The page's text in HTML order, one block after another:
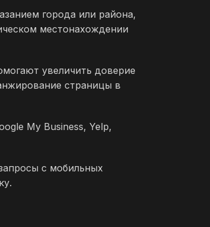
города или района,
местонахождении
увеличить доверие
страницы в
My Business, Yelp,
с мобильных